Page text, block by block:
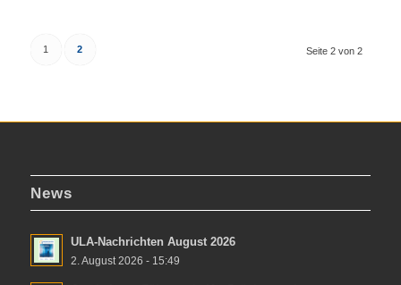
Seite 2 von 2
1 2
News
ULA-Nachrichten August 2026
2. August 2026 - 15:49